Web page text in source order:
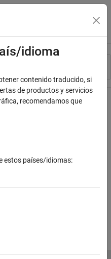
de navegación
idioma
contenido traducido, si
de productos y servicios
recomendamos que
estos países/idiomas: